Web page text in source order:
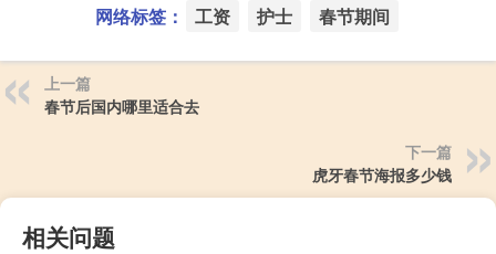
网络标签： 工资 护士 春节期间
上一篇
春节后国内哪里适合去
下一篇
虎牙春节海报多少钱
相关问题